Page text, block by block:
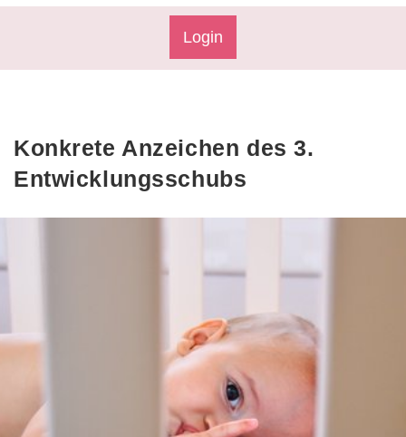
Login
Konkrete Anzeichen des 3.
Entwicklungsschubs